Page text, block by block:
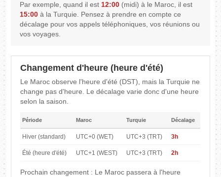
Par exemple, quand il est12:00 (midi) à le Maroc, il est
15:00 à la Turquie. Pensez à prendre en compte ce
décalage pour vos appels téléphoniques, vos réunions ou
vos voyages.
Changement d'heure (heure d'été)
Le Maroc observe l'heure d'été (DST), mais la Turquie ne
change pas d'heure. Le décalage varie donc d'une heure
selon la saison.
Période Maroc Turquie Décalage
Hiver (standard) UTC+0 (WET) UTC+3 (TRT) 3h
Été (heure d'été) UTC+1 (WEST) UTC+3 (TRT) 2h
Prochain changement : Le Maroc passera à l'heure